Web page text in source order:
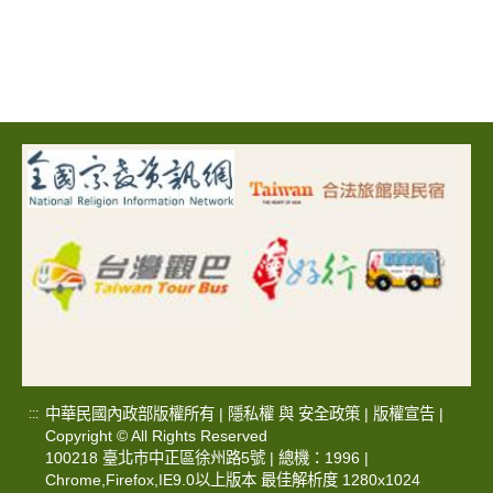
::: 中華民國內政部版權所有 | 隱私權與 安全政策| 版權宣告|
Copyright © All Rights Reserved
100218 臺北市中正區徐州路5號 | 總機：1996 |
Chrome,Firefox,IE9.0以上版本 最佳解析度 1280x1024